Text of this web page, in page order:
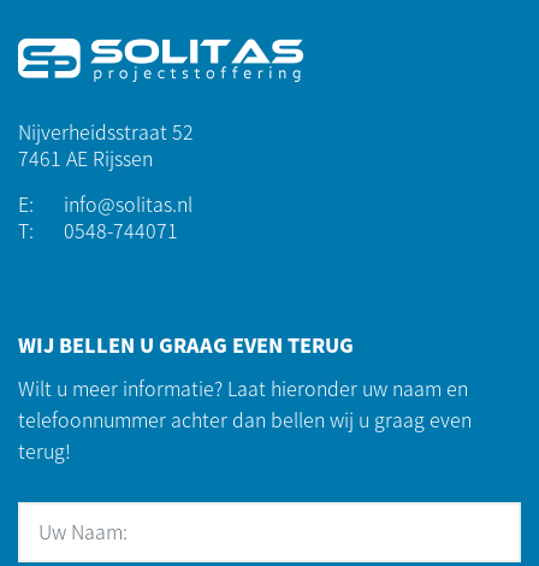
Nijverheidsstraat 52
7461 AE Rijssen
E:
info@solitas.nl
T:
0548-744071
WIJ BELLEN U GRAAG EVEN TERUG
Wilt u meer informatie? Laat hieronder uw naam en
telefoonnummer achter dan bellen wij u graag even
terug!